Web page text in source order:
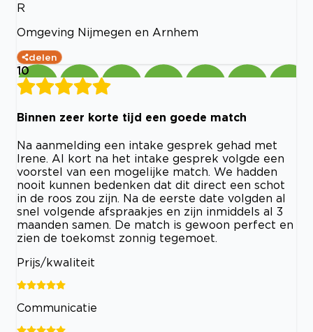
R
Omgeving Nijmegen en Arnhem
delen
10
Binnen zeer korte tijd een goede match
Na aanmelding een intake gesprek gehad met
Irene. Al kort na het intake gesprek volgde een
voorstel van een mogelijke match. We hadden
nooit kunnen bedenken dat dit direct een schot
in de roos zou zijn. Na de eerste date volgden al
snel volgende afspraakjes en zijn inmiddels al 3
maanden samen. De match is gewoon perfect en
zien de toekomst zonnig tegemoet.
Prijs/kwaliteit
Communicatie